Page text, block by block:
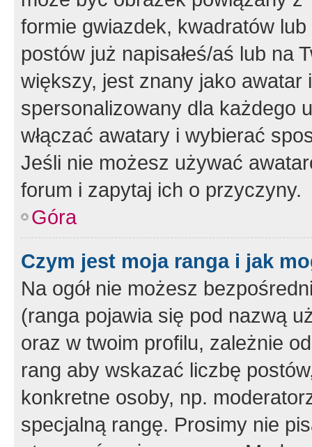
formie gwiazdek, kwadratów
postów już napisałeś/aś lub na
większy, jest znany jako
spersonalizowany dla każdego
włączać awatary i wybierać
Jeśli nie możesz używać
forum i zapytaj ich o przyczyny.
Góra
Czym jest moja ranga i jak
Na ogół nie możesz
(ranga pojawia się pod nazwą
oraz w twoim profilu, zależnie
rang aby wskazać liczbę
konkretne osoby, np.
specjalną rangę. Prosimy nie